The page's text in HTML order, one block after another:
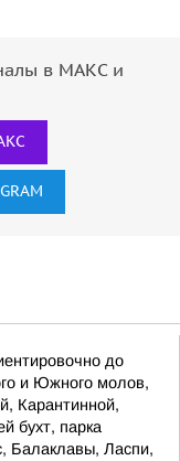
в МАКС и
до
и Южного молов,
Карантинной,
бухт, парка
Балаклавы, Ласпи,